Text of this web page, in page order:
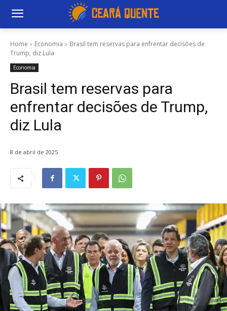
Home Economia
Brasil tem reservas para enfrentar decisões de
Trump, diz Lula
Economia
Brasil tem reservas para
enfrentar decisões de Trump,
diz Lula
8 de abril de 2025